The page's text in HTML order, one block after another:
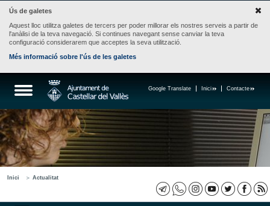
Ús de galetes
Aquest lloc utilitza galetes de tercers per poder millorar els nostres serveis a partir de
l'anàlisi de la teva navegació. Si continues navegant sense canviar la teva
configuració considerarem que acceptes la seva utilització.
Més informació sobre l'ús de les galetes
Contacte
Inici
Google Translate
Inici Actualitat